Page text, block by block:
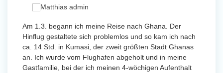
Am 1.3. begann ich meine Reise nach Ghana. Der
Hinflug gestaltete sich problemlos und so kam ich nach
ca. 14 Std. in Kumasi, der zweit größten Stadt Ghanas
an. Ich wurde vom Flughafen abgeholt und in meine
Gastfamilie, bei der ich meinen 4-wöchigen Aufenthalt